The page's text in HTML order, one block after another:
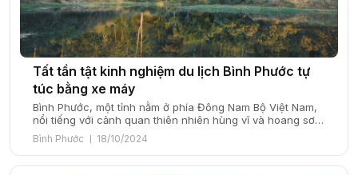
Tất tần tật kinh nghiệm du lịch Bình Phước tự
túc bằng xe máy
Bình Phước, một tỉnh nằm ở phía Đông Nam Bộ Việt Nam,
nổi tiếng với cảnh quan thiên nhiên hùng vĩ và hoang sơ.
Việc khám phá Bình Phước bằng xe máy sẽ mang đến
cho bạn những trải nghiệm thú vị và khó quên, từ những
cung đường đồi núi quanh co, những cánh […]
Bình Phước 18/10/2024